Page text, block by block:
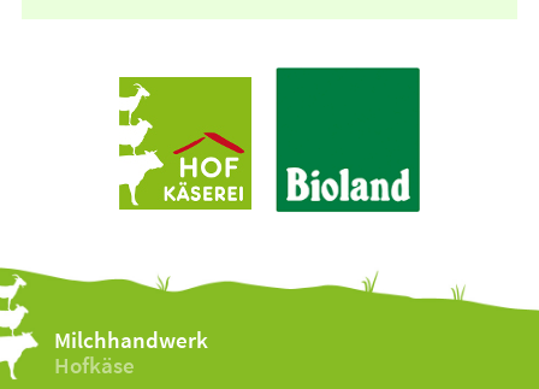
Milchhandwerk
Hofkäse